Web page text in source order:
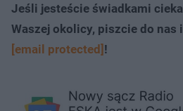
Jeśli jesteście świadkami
Waszej okolicy, piszcie do nas
[email protected] !